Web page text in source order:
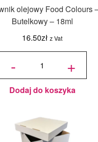
olejowy Food Colours
Butelkowy – 18ml
16.50zł z Vat
-
ilość
olejowy
Food
Colours -
Zielony +
Dodaj do koszyka